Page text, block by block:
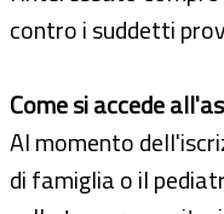
contro i suddetti
Come si accede
Al momento
di famiglia o il